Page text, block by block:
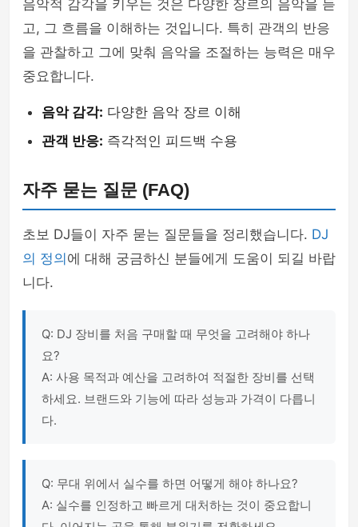
음악적 감각을 키우는 것은 다양한 장르의 음악을 듣
고, 그 흐름을 이해하는 것입니다. 특히 관객의 반응
을 관찰하고 그에 맞춰 음악을 조절하는 능력은 매우
중요합니다.
음악 감각: 다양한 음악 장르 이해
관객 반응: 즉각적인 피드백 수용
자주 묻는 질문 (FAQ)
초보 DJ들이 자주 묻는 질문들을 정리했습니다. DJ
의 정의 에 대해 궁금하신 분들에게 도움이 되길 바랍
니다.
Q: DJ 장비를 처음 구매할 때 무엇을 고려해야 하나
요?
A: 사용 목적과 예산을 고려하여 적절한 장비를 선택
하세요. 브랜드와 기능에 따라 성능과 가격이 다릅니
다.
Q: 무대 위에서 실수를 하면 어떻게 해야 하나요?
A: 실수를 인정하고 빠르게 대처하는 것이 중요합니